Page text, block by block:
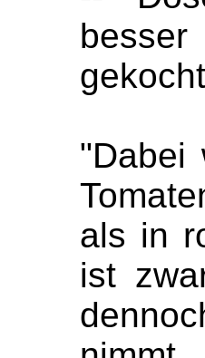
"Dabei
als in
ist